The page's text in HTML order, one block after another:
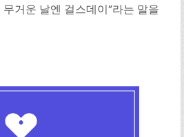
거운 날엔 걸스데이”라는 말을